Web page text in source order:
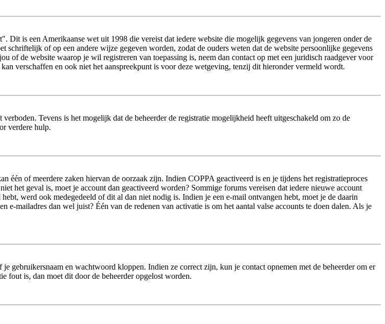
is een Amerikaanse wet uit 1998 die vereist dat iedere website die mogelijk gegevens van jongeren onder de
schriftelijk of op een andere wijze gegeven worden, zodat de ouders weten dat de website persoonlijke gegevens
of de website waarop je wil registreren van toepassing is, neem dan contact op met een juridisch raadgever voor
verschaffen en ook niet het aanspreekpunt is voor deze wetgeving, tenzij dit hieronder vermeld wordt.
Tevens is het mogelijk dat de beheerder de registratie mogelijkheid heeft uitgeschakeld om zo de
verdere hulp.
of meerdere zaken hiervan de oorzaak zijn. Indien COPPA geactiveerd is en je tijdens het registratieproces
het geval is, moet je account dan geactiveerd worden? Sommige forums vereisen dat iedere nieuwe account
werd ook medegedeeld of dit al dan niet nodig is. Indien je een e-mail ontvangen hebt, moet je de daarin
mailadres dan wel juist? Één van de redenen van activatie is om het aantal valse accounts te doen dalen. Als je
gebruikersnaam en wachtwoord kloppen. Indien ze correct zijn, kun je contact opnemen met de beheerder om er
fout is, dan moet dit door de beheerder opgelost worden.